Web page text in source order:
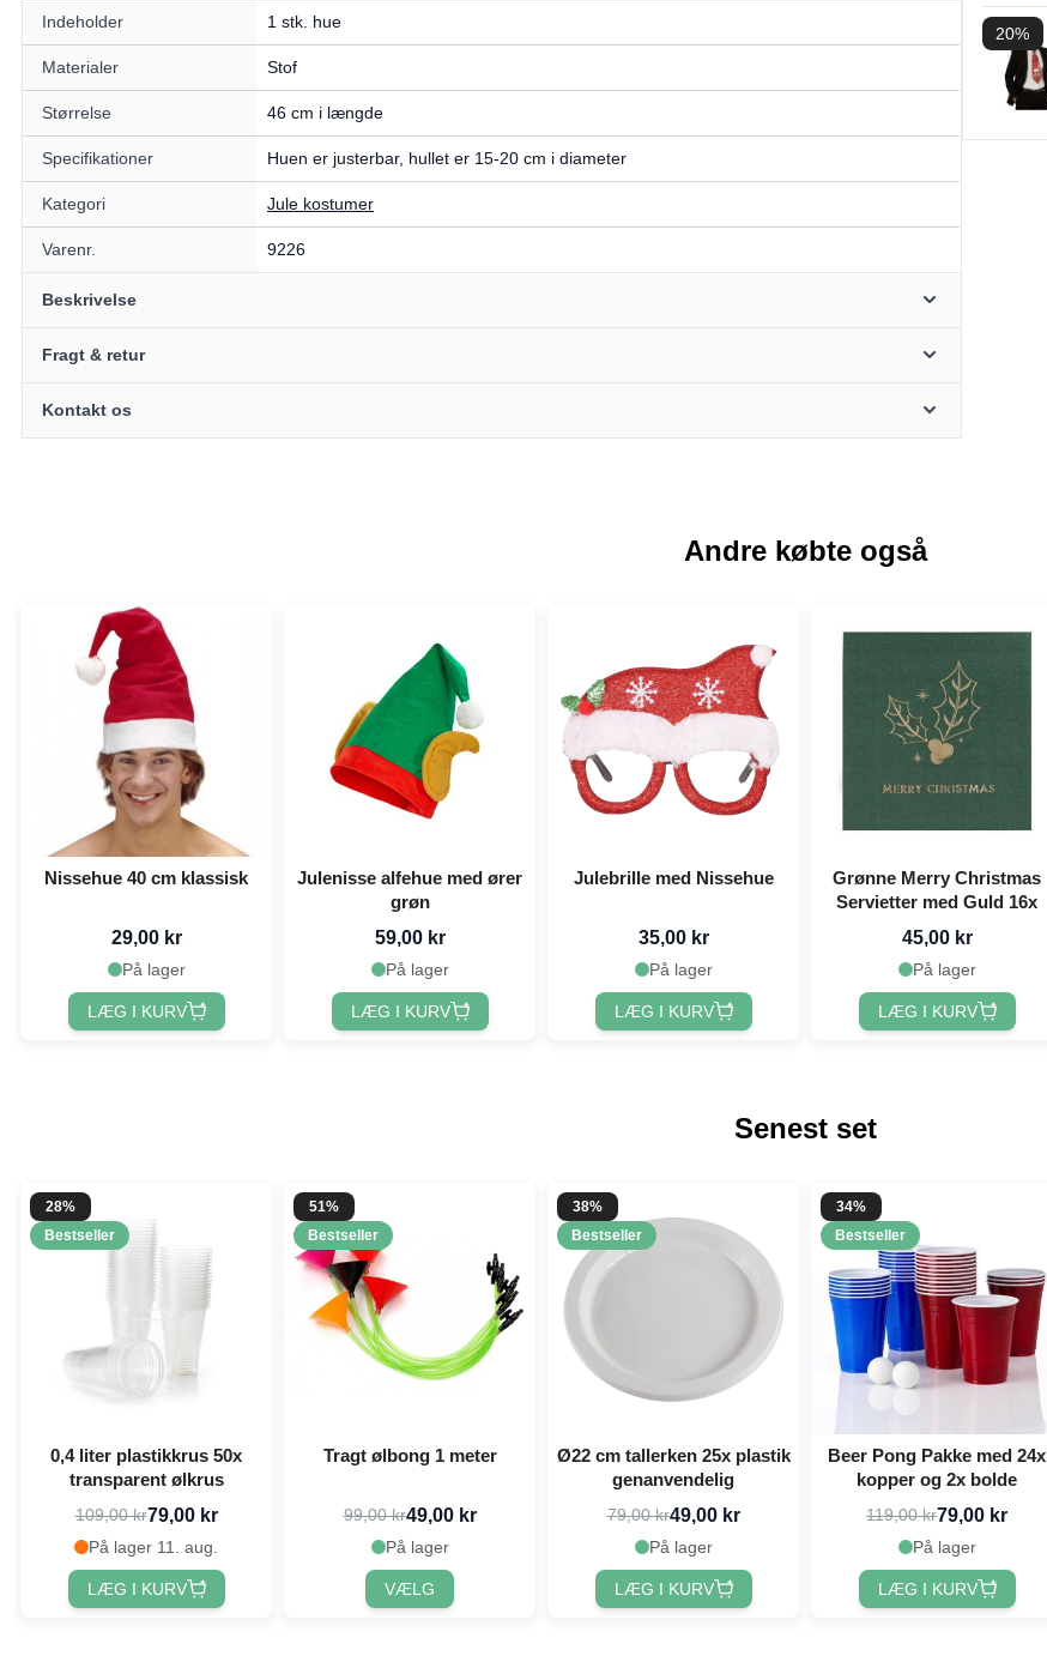
Indeholder 1 stk. hue
Materialer Stof
Størrelse 46 cm i længde
Specifikationer Huen er justerbar, hullet er 15-20 cm i diameter
Kategori Jule kostumer
Varenr. 9226
Beskrivelse
Fragt & retur
Kontakt os
20%
Andre købte også
Nissehue 40 cm klassisk
29,00 kr
På lager
LÆG I KURV
Julenisse alfehue med ører
grøn
59,00 kr
På lager
LÆG I KURV
Julebrille med Nissehue
35,00 kr
På lager
LÆG I KURV
Grønne Merry Christmas
Servietter med Guld 16x
45,00 kr
På lager
LÆG I KURV
Senest set
28%
Bestseller
0,4 liter plastikkrus 50x
transparent ølkrus
109,00 kr79,00 kr
På lager 11. aug.
LÆG I KURV
51%
Bestseller
Tragt ølbong 1 meter
99,00 kr49,00 kr
På lager
VÆLG
38%
Bestseller
Ø22 cm tallerken 25x plastik
genanvendelig
79,00 kr49,00 kr
På lager
LÆG I KURV
34%
Bestseller
Beer Pong Pakke med 24x
kopper og 2x bolde
119,00 kr79,00 kr
På lager
LÆG I KURV